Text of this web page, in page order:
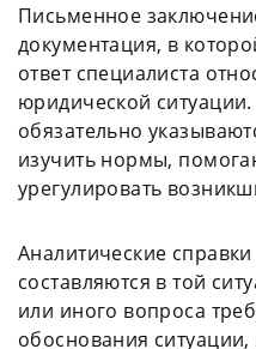
Письменное
документация, в
ответ специалиста
юридической
обязательно
изучить нормы,
урегулировать
Аналитические
составляются в той
или иного вопроса
обоснования